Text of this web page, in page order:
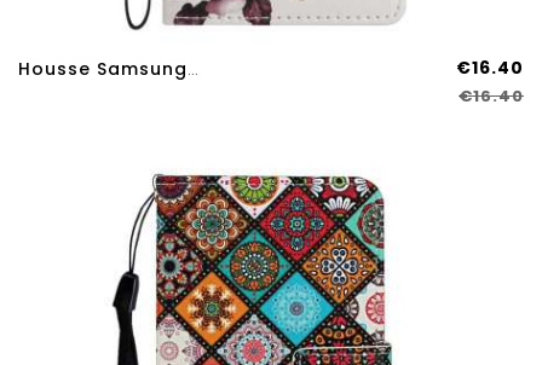
Housse Samsung Galaxy A17 4G / 5G Fleurs Rétro €16.40
€16.40